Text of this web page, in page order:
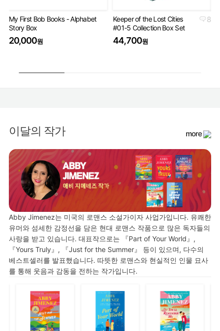
My First Bob Books - Alphabet
Story Box
20,000원
8
Keeper of the Lost Cities
#01-5 Collection Box Set
44,700원
이달의 작가 more
Abby Jimenez는 미국의 로맨스 소설가이자 사업가입니다. 유쾌한
유머와 섬세한 감정선을 담은 현대 로맨스 작품으로 많은 독자들의
사랑을 받고 있습니다. 대표작으로는 『Part of Your World』,
『Yours Truly』, 『Just for the Summer』 등이 있으며, 다수의
베스트셀러를 발표했습니다. 따뜻한 로맨스와 현실적인 인물 묘사
를 통해 웃음과 감동을 전하는 작가입니다.